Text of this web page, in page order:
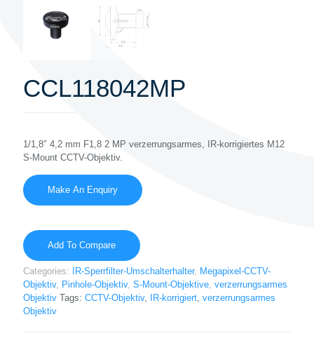
CCL118042MP
1/1,8″ 4,2 mm F1,8 2 MP verzerrungsarmes, IR-korrigiertes M12
S-Mount CCTV-Objektiv.
Add To Compare
Categories: IR-Sperrfilter-Umschalterhalter, Megapixel-CCTV-
Objektiv, Pinhole-Objektiv, S-Mount-Objektive verzerrungsarmes
Objektiv Tags: CCTV-Objektiv, IR-korrigiert verzerrungsarmes
Objektiv